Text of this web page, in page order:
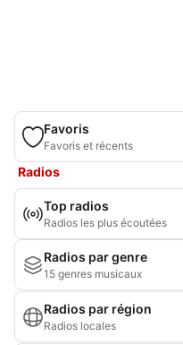
Favoris
Favoris et récents
Radios
Top radios
Radios les plus écoutées
Radios par genre
15 genres musicaux
Radios par région
Radios locales